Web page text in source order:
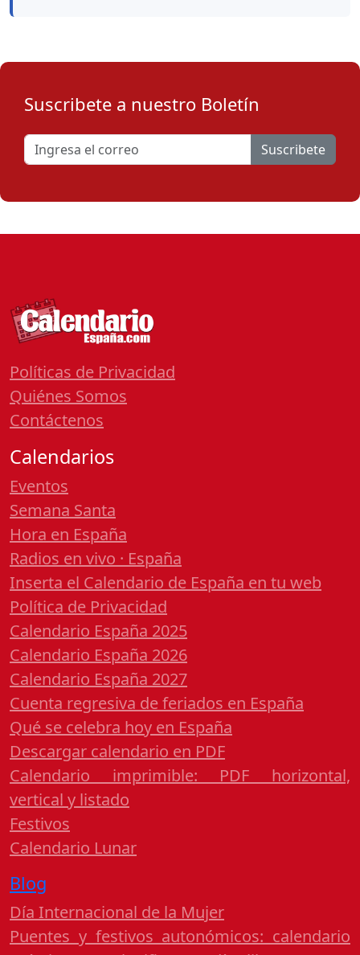
Suscribete a nuestro Boletín
Suscribete
Políticas de Privacidad
Quiénes Somos
Contáctenos
Calendarios
Eventos
Semana Santa
Hora en España
Radios en vivo · España
Inserta el Calendario de España en tu web
Política de Privacidad
Calendario España 2025
Calendario España 2026
Calendario España 2027
Cuenta regresiva de feriados en España
Qué se celebra hoy en España
Descargar calendario en PDF
Calendario imprimible: PDF horizontal,
vertical y listado
Festivos
Calendario Lunar
Blog
Día Internacional de la Mujer
Puentes y festivos autonómicos: calendario